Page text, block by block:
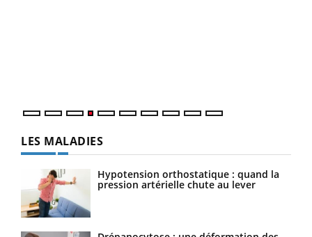
LES MALADIES
Hypotension orthostatique : quand la
pression artérielle chute au lever